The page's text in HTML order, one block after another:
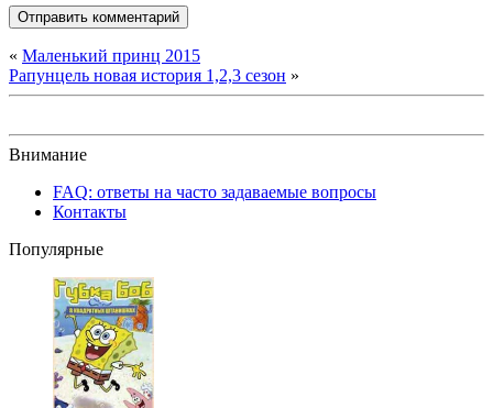
« Маленький принц 2015
Рапунцель новая история 1,2,3 сезон »
Внимание
FAQ: ответы на часто задаваемые вопросы
Контакты
Популярные